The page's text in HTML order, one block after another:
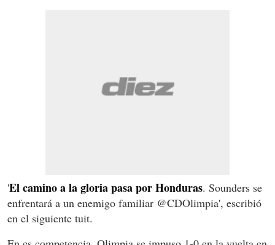
'El camino a la gloria pasa por Honduras. Sounders se
enfrentará a un enemigo familiar @CDOlimpia', escribió
en el siguiente tuit.